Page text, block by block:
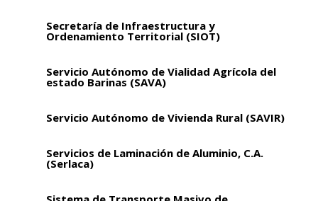
Secretaría de Infraestructura y
Ordenamiento Territorial (SIOT)
Servicio Autónomo de Vialidad Agrícola del
estado Barinas (SAVA)
Servicio Autónomo de Vivienda Rural (SAVIR)
Servicios de Laminación de Aluminio, C.A.
(Serlaca)